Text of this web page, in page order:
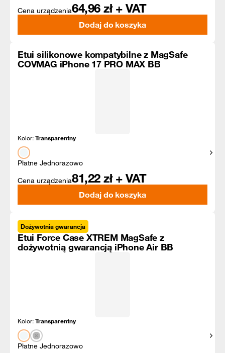
Cena urządzenia64,96 zł + VAT
Dodaj do koszyka
Etui silikonowe kompatybilne z MagSafe
COVMAG iPhone 17 PRO MAX BB
Kolor:Transparentny
Płatne Jednorazowo
Cena urządzenia81,22 zł + VAT
Dodaj do koszyka
Dożywotnia gwarancja
Etui Force Case XTREM MagSafe z
dożywotnią gwarancją iPhone Air BB
Kolor:Transparentny
Płatne Jednorazowo